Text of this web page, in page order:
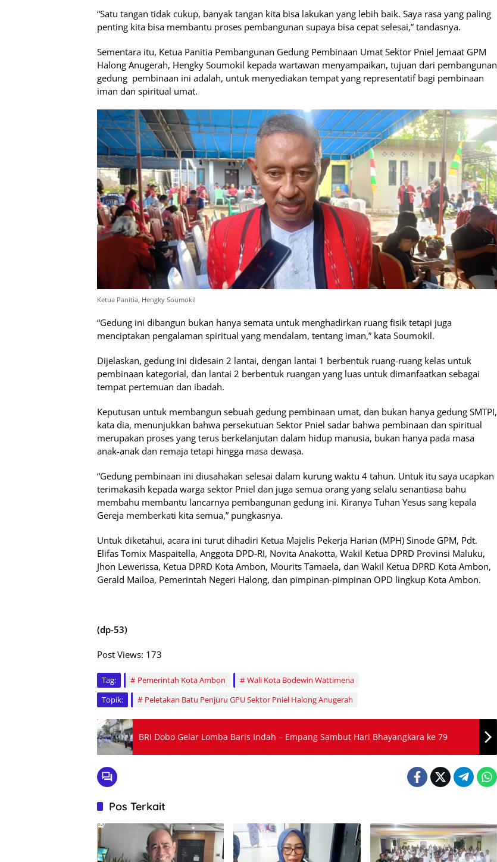
“Satu tangan tidak cukup, banyak tangan kita bisa lakukan yang lebih baik. Saya rasa yang paling
penting kita bisa membantu proses pembangunan supaya bisa cepat selesai,” tandasnya.
Sementara itu, Ketua Panitia Pembangunan Gedung Pembinaan Umat Sektor Pniel Jemaat GPM
Halong Anugerah, Hengky Soumokil kepada wartawan menyampaikan, tujuan dari pembangunan
gedung pembinaan ini adalah, untuk menyediakan tempat yang representatif bagi pembinaan
iman dan spiritual umat.
Ketua Panitia, Hengky Soumokil
“Gedung ini dibangun bukan hanya semata untuk menghadirkan ruang fisik tetapi juga
menciptakan pengalaman spiritual yang mendalam, tentang iman,” kata Soumokil.
Dijelaskan, gedung ini didesain 2 lantai, dengan lantai 1 berbentuk ruang-ruang kelas untuk
pembinaan kategorial, dan lantai 2 berbentuk ruangan yang luas untuk dimanfaatkan sebagai
tempat pertemuan dan ibadah.
Keputusan untuk membangun sebuah gedung pembinaan umat, dan bukan hanya gedung SMTPI,
kata dia, menunjukkan bahwa persekutuan Sektor Pniel sadar bahwa pembinaan dan spiritual
merupakan proses yang terus berkelanjutan dalam hidup manusia, bukan hanya pada masa
anak-anak dan remaja tetapi hingga masa dewasa.
“Gedung pembinaan ini diusahakan selesai dalam kurung waktu 4 tahun. Untuk itu saya ucapkan
terimakasih kepada warga sektor Pniel dan juga semua orang yang selalu senantiasa bahu
membahu membantu lancarnya pembangunan gedung ini. Kiranya Tuhan Yesus sang kepala
Gereja memberkati kita semua,” pungkasnya.
Untuk diketahui, acara ini turut dihadiri Ketua Majelis Pekerja Harian (MPH) Sinode GPM, Pdt.
Elifas Tomix Maspaitella, Anggota DPD-RI, Novita Anakotta, Wakil Ketua DPRD Provinsi Maluku,
Jhon Lewerissa, Ketua DPRD Kota Ambon, Mourits Tamaela, dan Wakil Ketua DPRD Kota Ambon,
Gerald Mailoa, Pemerintah Negeri Halong, dan pimpinan-pimpinan OPD lingkup Kota Ambon.
(dp-53)
Post Views: 173
Tag: Pemerintah Kota Ambon
Wali Kota Bodewin Wattimena
Topik:
Peletakan Batu Penjuru GPU Sektor Pniel Halong Anugerah
BRI Dobo Gelar Lomba Baris Indah – Empang Sambut Hari Bhayangkara ke 79
Pos Terkait